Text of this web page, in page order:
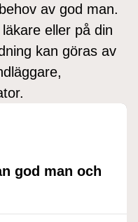
av god man.
eller på din
kan göras av
god man och